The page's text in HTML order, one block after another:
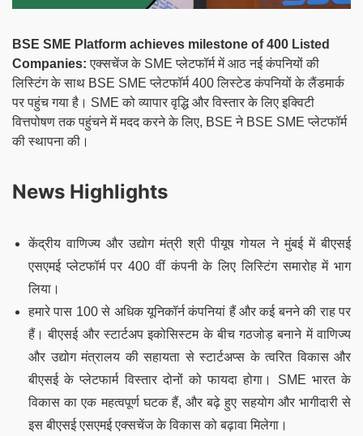
BSE SME Platform achieves milestone of 400 Listed
Companies: एक्सचेंज के SME प्लेटफॉर्म में आठ नई कंपनियों की
लिस्टिंग के साथ BSE SME प्लेटफॉर्म 400 लिस्टेड कंपनियों के लैंडमार्क
पर पहुंच गया है। SME को व्यापार वृद्धि और विस्तार के लिए इक्विटी
वित्तपोषण तक पहुंचने में मदद करने के लिए, BSE ने BSE SME प्लेटफॉर्म
की स्थापना की।
News Highlights
केंद्रीय वाणिज्य और उद्योग मंत्री श्री पीयूष गोयल ने मुंबई में बीएसई
एसएमई प्लेटफॉर्म पर 400 वीं कंपनी के लिए लिस्टिंग समारोह में भाग
लिया।
हमारे पास 100 से अधिक यूनिकॉर्न कंपनियां हैं और कई बनने की राह पर
हैं। बीएसई और स्टार्टअप इकोसिस्टम के बीच गठजोड़ बनाने में वाणिज्य
और उद्योग मंत्रालय की सहायता से स्टार्टअप्स के त्वरित विकास और
बीएसई के प्लेटफार्म विस्तार दोनों को फायदा होगा। SME भारत के
विकास का एक महत्वपूर्ण घटक हैं, और बढ़े हुए सहयोग और भागीदारी से
इस बीएसई एसएमई एक्सचेंज के विकास को बढ़ावा मिलेगा।